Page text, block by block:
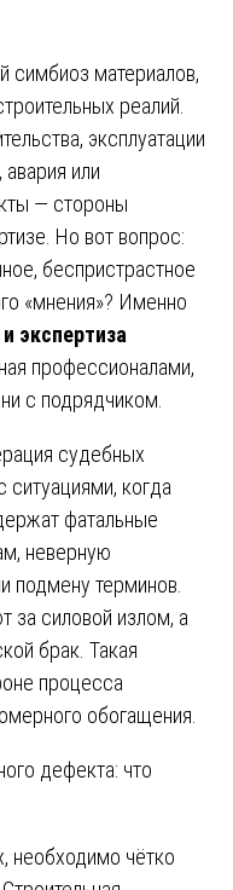
материалов,
реалий.
эксплуатации
или
— стороны
Но вот вопрос:
беспристрастное
«мнения»? Именно
экспертиза
профессионалами,
с подрядчиком.
судебных
когда
фатальные
неверную
подмену терминов.
за силовой излом, а
брак. Такая
процесса
обогащения.
дефекта: что
необходимо чётко